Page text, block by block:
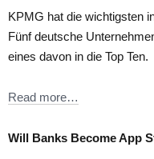
KPMG hat die wichtigsten
Fünf deutsche
eines davon in die Top Ten.
Read more…
Will Banks Become App